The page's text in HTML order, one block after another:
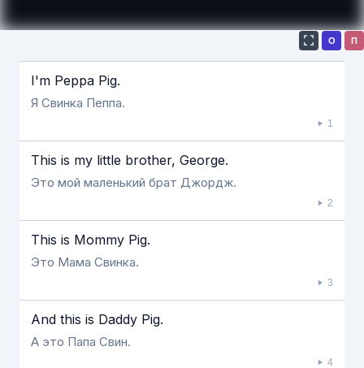
Если видео долго не грузится, выключите VPN
О П
I'm Peppa Pig.
Я Свинка Пеппа.
1
This is my little brother, George.
Это мой маленький брат Джордж.
2
This is Mommy Pig.
Это Мама Свинка.
3
And this is Daddy Pig.
А это Папа Свин.
4